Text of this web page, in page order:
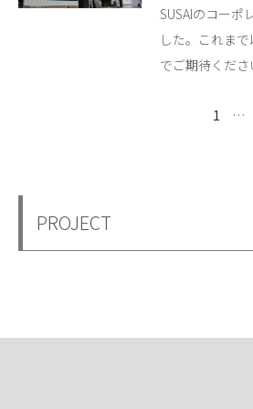
SUSAIのコーポ
した。これま
でご期待くださ
1 …
PROJECT